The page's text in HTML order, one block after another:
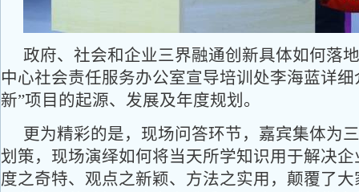
政府、社会和企业三界融通创新具体如何落
中心社会责任服务办公室宣导培训处李海蓝详
新”项目的起源、发展及年度规划。
更为精彩的是，现场问答环节，嘉宾集体为
划策，现场演绎如何将当天所学知识用于解决
度之奇特、观点之新颖、方法之实用，颠覆了